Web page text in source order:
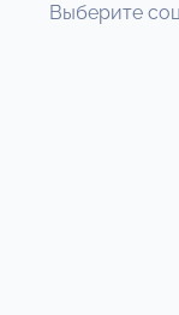
Выберите